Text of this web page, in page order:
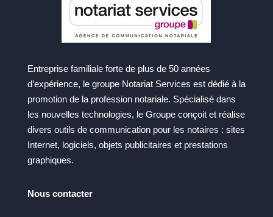
Entreprise familiale forte de plus de 50 années
d’expérience, le groupe Notariat Services est dédié à la
promotion de la profession notariale. Spécialisé dans
les nouvelles technologies, le Groupe conçoit et réalise
divers outils de communication pour les notaires : sites
Internet, logiciels, objets publicitaires et prestations
graphiques.
Nous contacter